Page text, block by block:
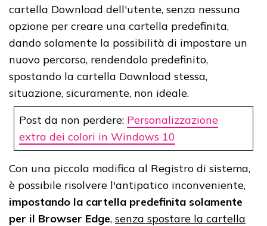
cartella Download dell'utente, senza nessuna
opzione per creare una cartella predefinita,
dando solamente la possibilità di impostare un
nuovo percorso, rendendolo predefinito,
spostando la cartella Download stessa,
situazione, sicuramente, non ideale.
Post da non perdere: Personalizzazione
extra dei colori in Windows 10
Con una piccola modifica al Registro di sistema,
è possibile risolvere l'antipatico inconveniente,
impostando la cartella predefinita solamente
per il Browser Edge, senza spostare la cartella